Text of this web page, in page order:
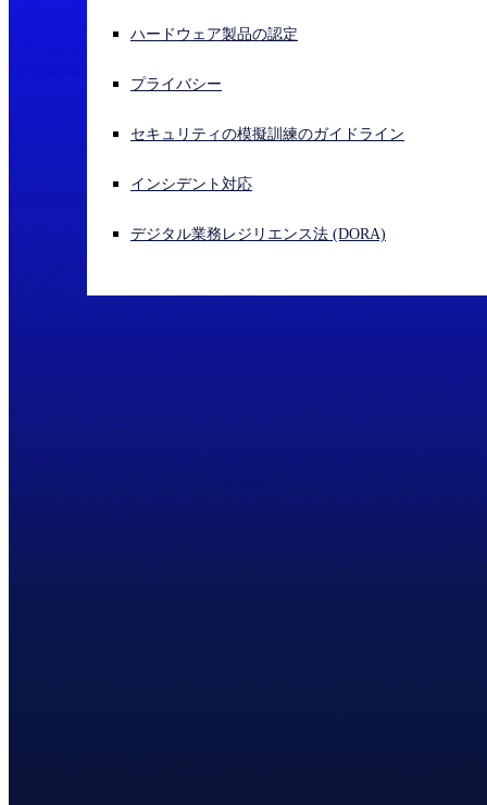
サイバー攻撃を受けている場合、連絡先はこちら
ハードウェア製品の認定
プライバシー
セキュリティの模擬訓練のガイドライン
インシデント対応
デジタル業務レジリエンス法 (DORA)